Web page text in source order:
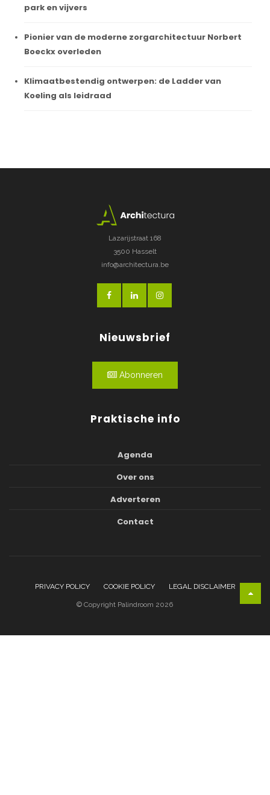
park en vijvers
Pionier van de moderne zorgarchitectuur Norbert
Boeckx overleden
Klimaatbestendig ontwerpen: de Ladder van
Koeling als leidraad
Lazarijstraat 168
3500 Hasselt
info@architectura.be
Nieuwsbrief
Abonneren
Praktische info
Agenda
Over ons
Adverteren
Contact
PRIVACY POLICY COOKIE POLICY LEGAL DISCLAIMER
© Copyright Palindroom 2026